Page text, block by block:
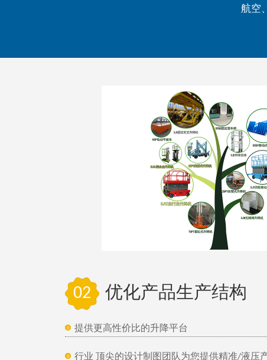
航空
02 优化产品生产结构
提供更高性价比的升降平台
行业 顶尖的设计制图团队为您提供精准/液压